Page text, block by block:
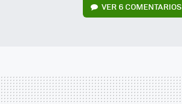
VER6 COMENTARIOS